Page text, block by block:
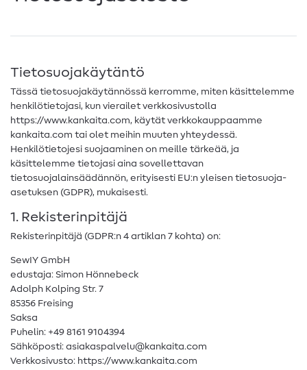
Tietosuojakäytäntö
Tässä tietosuojakäytännössä kerromme, miten käsittelemme
henkilötietojasi, kun vierailet verkkosivustolla
https://www.kankaita.com, käytät verkkokauppaamme
kankaita.com tai olet meihin muuten yhteydessä.
Henkilötietojesi suojaaminen on meille tärkeää, ja
käsittelemme tietojasi aina sovellettavan
tietosuojalainsäädännön, erityisesti EU:n yleisen tietosuoja-
asetuksen (GDPR), mukaisesti.
1. Rekisterinpitäjä
Rekisterinpitäjä (GDPR:n 4 artiklan 7 kohta) on:
SewIY GmbH
edustaja: Simon Hönnebeck
Adolph Kolping Str. 7
85356 Freising
Saksa
Puhelin: +49 8161 9104394
Sähköposti: asiakaspalvelu@kankaita.com
Verkkosivusto: https://www.kankaita.com